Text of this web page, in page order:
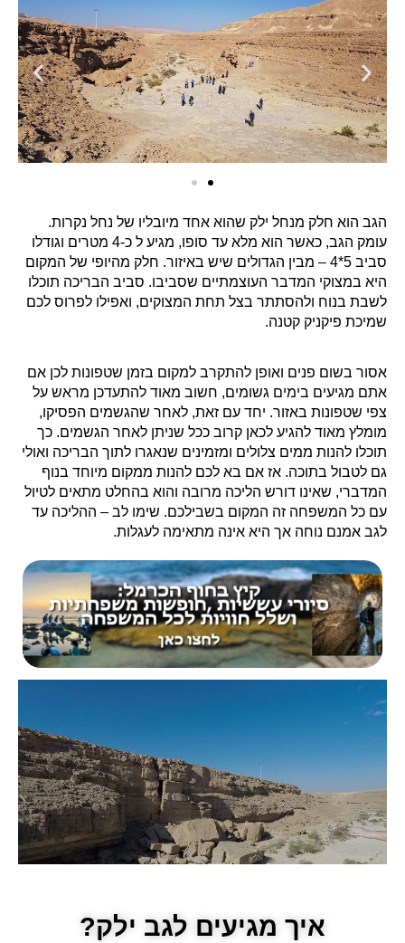
הגב הוא חלק מנחל ילק שהוא אחד מיובליו של נחל נקרות.
עומק הגב, כאשר הוא מלא עד סופו, מגיע ל כ-4 מטרים וגודלו
סביב 5*4 – מבין הגדולים שיש באיזור. חלק מהיופי של המקום
היא במצוקי המדבר העוצמתיים שסביבו. סביב הבריכה תוכלו
לשבת בנוח ולהסתתר בצל תחת המצוקים, ואפילו לפרוס לכם
שמיכת פיקניק קטנה.
אסור בשום פנים ואופן להתקרב למקום בזמן שטפונות לכן אם
אתם מגיעים בימים גשומים, חשוב מאוד להתעדכן מראש על
צפי שטפונות באזור. יחד עם זאת, לאחר שהגשמים הפסיקו,
מומלץ מאוד להגיע לכאן קרוב ככל שניתן לאחר הגשמים. כך
תוכלו להנות ממים צלולים ומזמינים שנאגרו לתוך הבריכה ואולי
גם לטבול בתוכה. אז אם בא לכם להנות ממקום מיוחד בנוף
המדברי, שאינו דורש הליכה מרובה והוא בהחלט מתאים לטיול
עם כל המשפחה זה המקום בשבילכם. שימו לב – ההליכה עד
לגב אמנם נוחה אך היא אינה מתאימה לעגלות.
איך מגיעים לגב ילק?